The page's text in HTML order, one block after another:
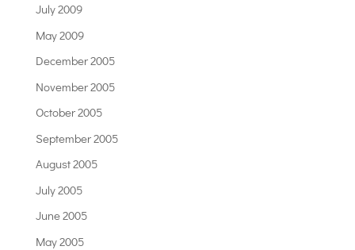
July 2009
May 2009
December 2005
November 2005
October 2005
September 2005
August 2005
July 2005
June 2005
May 2005